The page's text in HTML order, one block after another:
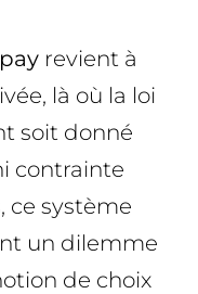
revient à
là où la loi
soit donné
contrainte
ce système
un dilemme
de choix